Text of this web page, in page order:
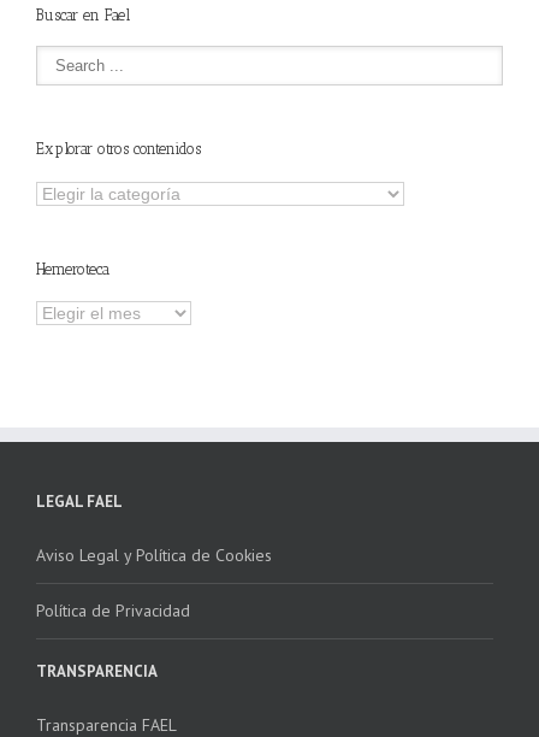
Buscar en Fael
Explorar otros contenidos
Explorar
Hemeroteca
Hemeroteca
LEGAL FAEL
Aviso Legal y Política de Cookies
Política de Privacidad
TRANSPARENCIA
Transparencia FAEL